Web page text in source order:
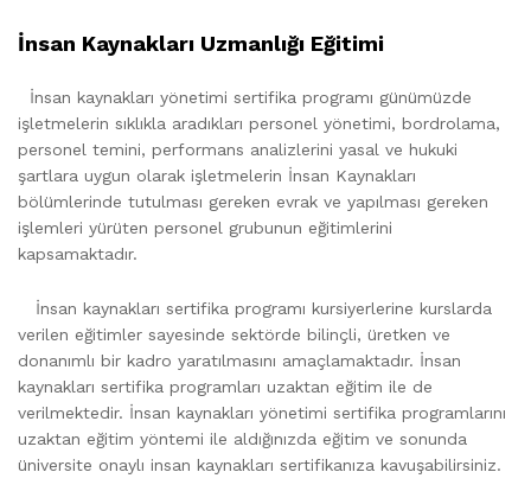
İnsan Kaynakları Uzmanlığı Eğitimi
İnsan kaynakları yönetimi sertifika programı günümüzde
işletmelerin sıklıkla aradıkları personel yönetimi, bordrolama,
personel temini, performans analizlerini yasal ve hukuki
şartlara uygun olarak işletmelerin İnsan Kaynakları
bölümlerinde tutulması gereken evrak ve yapılması gereken
işlemleri yürüten personel grubunun eğitimlerini
kapsamaktadır.
İnsan kaynakları sertifika programı kursiyerlerine kurslarda
verilen eğitimler sayesinde sektörde bilinçli, üretken ve
donanımlı bir kadro yaratılmasını amaçlamaktadır. İnsan
kaynakları sertifika programları uzaktan eğitim ile de
verilmektedir. İnsan kaynakları yönetimi sertifika programlarını
uzaktan eğitim yöntemi ile aldığınızda eğitim ve sonunda
üniversite onaylı insan kaynakları sertifikanıza kavuşabilirsiniz.